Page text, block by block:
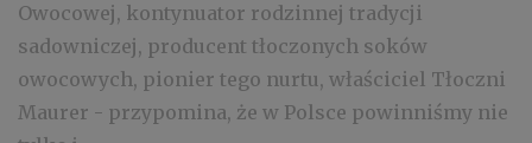
Owocowej, kontynuator rodzinnej tradycji
sadowniczej, producent tłoczonych soków
owocowych, pionier tego nurtu, właściciel Tłoczni
Maurer - przypomina, że w Polsce powinniśmy nie